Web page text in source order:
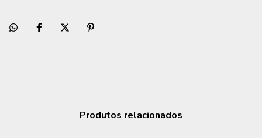
Produtos relacionados